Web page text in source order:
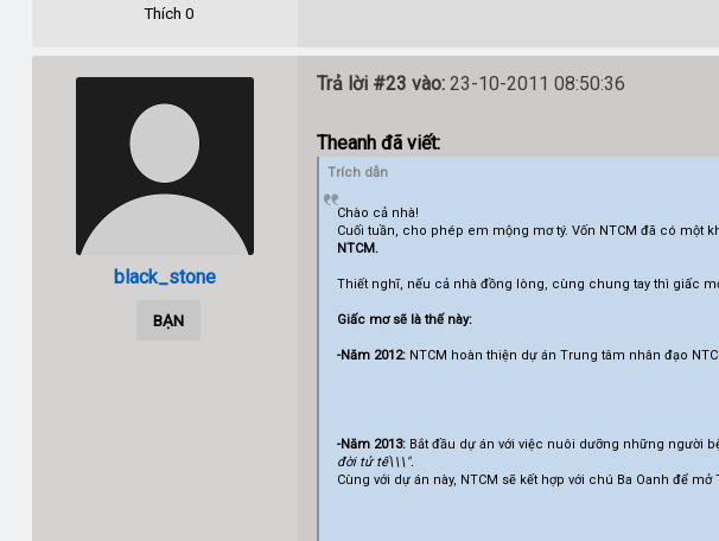
Thích 0
black_stone
BẠN
Trả lời #23 vào:23-10-2011 08:50:36
Theanh đã viết:
Trích dẫn
Chào cả nhà!
Cuối tuần, cho phép em mộng mơ tý. Vốn NTCM đã có
NTCM.
Thiết nghĩ, nếu cả nhà đồng lòng, cùng chung tay thì giấc
Giấc mơ sẽ là thế này:
-Năm 2012: NTCM hoàn thiện dự án Trung tâm nhân đạo
-Năm 2013: Bắt đầu dự án với việc nuôi dưỡng những người
đời tử tế\\\".
Cùng với dự án này, NTCM sẽ kết hợp với chú Ba Oanh để